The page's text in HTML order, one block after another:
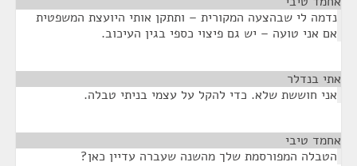
נדמה לי שבהצעה המקורית – ותתקן אותי היועצת המשפטית
אם אני טועה – יש גם פיצוי כספי בגין העיכוב.
אתי בנדלר
אני חוששת שלא. כדי להקל על עצמי בניתי טבלה.
אחמד טיבי
הטבלה המפורסמת שלך מהשנה שעברה עדיין כאן?